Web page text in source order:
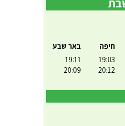
חיפה
19:03
20:12
באר שבע
19:11
20:09